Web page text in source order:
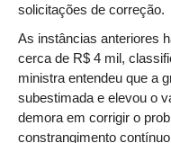
Calendários
Calendário Geral
Calendário de Eventos
Calendário de
Calendário das
solicitações de correção.
As instâncias anteriores
cerca de R$ 4 mil,
ministra entendeu que a
subestimada e elevou o
demora em corrigir o
constrangimento